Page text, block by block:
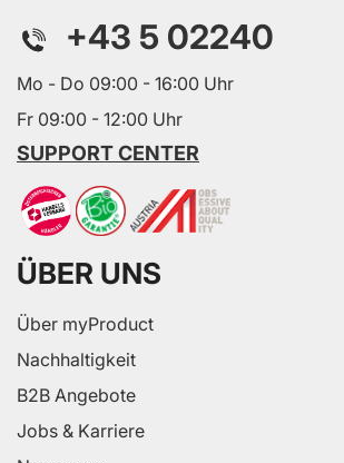
+43 5 02240
Mo - Do 09:00 - 16:00 Uhr
Fr 09:00 - 12:00 Uhr
SUPPORT CENTER
ÜBER UNS
Über myProduct
Nachhaltigkeit
B2B Angebote
Jobs & Karriere